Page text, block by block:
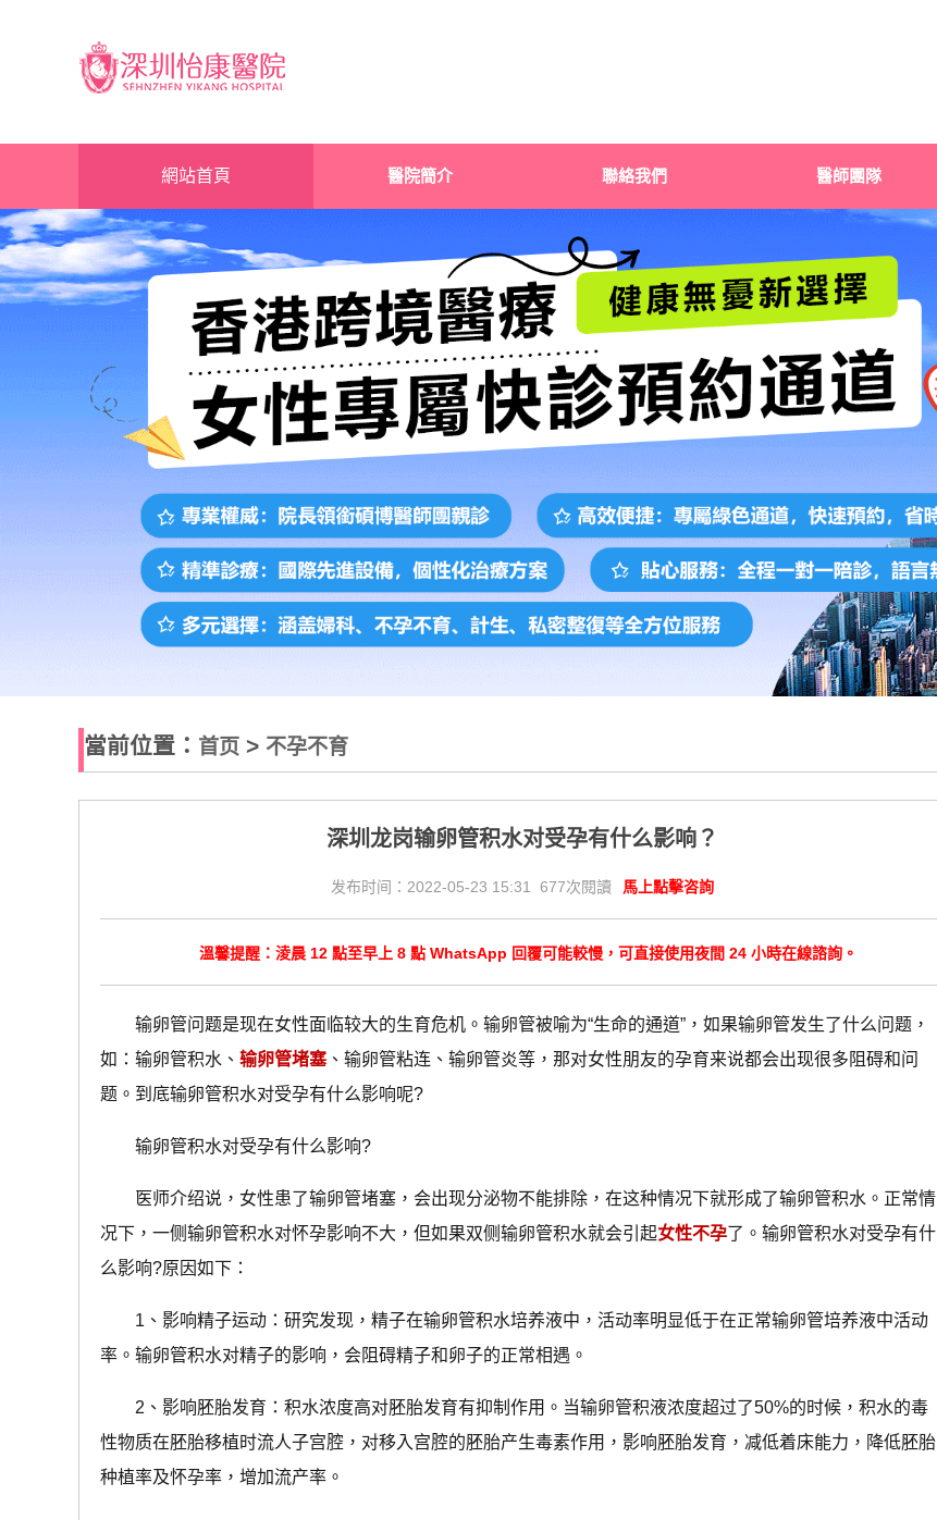
網站首頁 醫院簡介 聯絡我們 醫師團隊
當前位置： 首页 > 不孕不育
深圳龙岗输卵管积水对受孕有什么影响？
发布时间：2022-05-23 15:31 677次閱讀 馬上點擊咨詢
溫馨提醒：淩晨 12 點至早上 8 點 WhatsApp 回覆可能較慢，可直接使用夜間 24 小時在線諮詢。
输卵管问题是现在女性面临较大的生育危机。输卵管被喻为“生命的通道”，如果输卵管发生了什么问题，
如：输卵管积水、输卵管堵塞 、输卵管粘连、输卵管炎等，那对女性朋友的孕育来说都会出现很多阻碍和问
题。到底输卵管积水对受孕有什么影响呢?
输卵管积水对受孕有什么影响?
医师介绍说，女性患了输卵管堵塞，会出现分泌物不能排除，在这种情况下就形成了输卵管积水。正常情
况下，一侧输卵管积水对怀孕影响不大，但如果双侧输卵管积水就会引起女性不孕了。输卵管积水对受孕有什
么影响?原因如下：
1、影响精子运动：研究发现，精子在输卵管积水培养液中，活动率明显低于在正常输卵管培养液中活动
率。输卵管积水对精子的影响，会阻碍精子和卵子的正常相遇。
2、影响胚胎发育：积水浓度高对胚胎发育有抑制作用。当输卵管积液浓度超过了50%的时候，积水的毒
性物质在胚胎移植时流人子宫腔，对移入宫腔的胚胎产生毒素作用，影响胚胎发育，减低着床能力，降低胚胎
种植率及怀孕率，增加流产率。